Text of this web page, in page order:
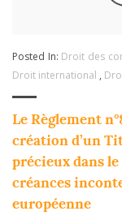
Posted In: Droit des
Droit international ,
Le Règlement
création d’un
précieux dans
créances
européenne